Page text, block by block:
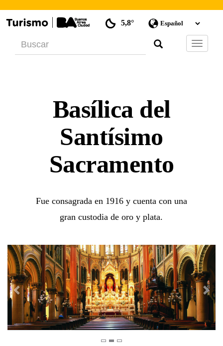
5,8°
Barra
de
Basílica del
Santísimo
Sacramento
Fue consagrada en 1916 y cuenta con una
gran custodia de oro y plata.